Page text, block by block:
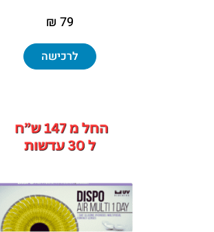
79 ₪
לרכישה